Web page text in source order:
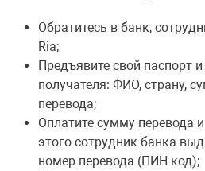
Обратитесь в банк,
Ria;
Предъявите свой паспорт
получателя: ФИО, страну,
перевода;
Оплатите сумму перевода
этого сотрудник банка
номер перевода (ПИН-код);